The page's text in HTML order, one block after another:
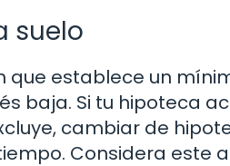
suelo
que establece un
baja. Si tu hipoteca
cambiar de
Considera este